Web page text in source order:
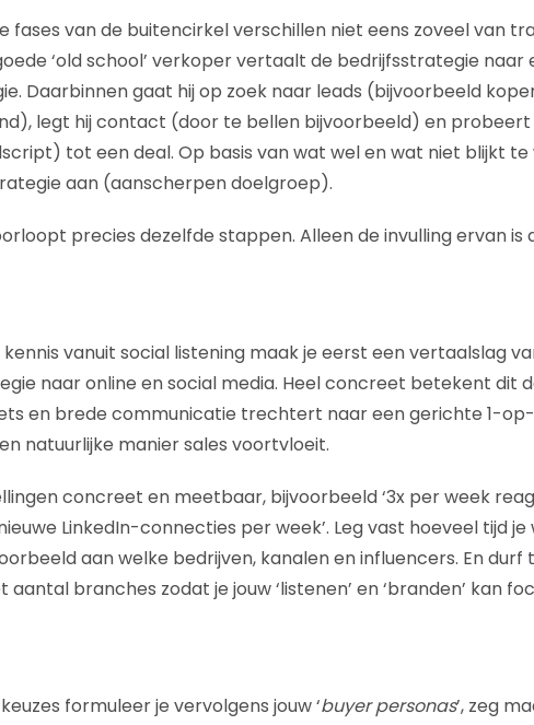
fases van de buitencirkel verschillen niet eens zoveel van
‘old school’ verkoper vertaalt de bedrijfsstrategie naar
Daarbinnen gaat hij op zoek naar leads (bijvoorbeeld
legt hij contact (door te bellen bijvoorbeeld) en
tot een deal. Op basis van wat wel en wat niet blijkt te
aan (aanscherpen doelgroep).
precies dezelfde stappen. Alleen de invulling ervan is
vanuit social listening maak je eerst een vertaalslag
naar online en social media. Heel concreet betekent dit
en brede communicatie trechtert naar een gerichte 1-
natuurlijke manier sales voortvloeit.
concreet en meetbaar, bijvoorbeeld ‘3x per week
nieuwe LinkedIn-connecties per week’. Leg vast hoeveel tijd
aan welke bedrijven, kanalen en influencers. En durf
branches zodat je jouw ‘listenen’ en ‘branden’ kan
formuleer je vervolgens jouw ‘buyer personas’, zeg